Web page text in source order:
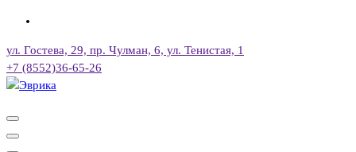
Перейти
содержимому
ул. Гостева, 29, пр. Чулман, 6, ул. Тенистая, 1
+7 (8552)36-65-26
Городской культурный центр, г. Набережные Челны